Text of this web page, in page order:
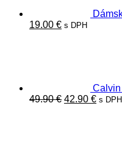
Pôvodná
19.00 €Aktuálna
s DPH
49.90€ Pôvodná
42.90 € s DPH